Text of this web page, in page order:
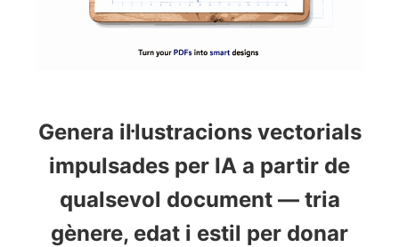
Genera il·lustracions vectorials
impulsades per IA a partir de
qualsevol document — tria
gènere, edat i estil per donar